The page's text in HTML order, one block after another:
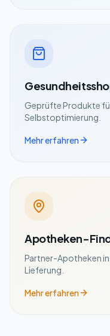
Geprüfte Produkte
Selbstoptimierung.
Mehr erfahren
Apotheken-
Partner-Apotheken
Lieferung.
Mehr erfahren